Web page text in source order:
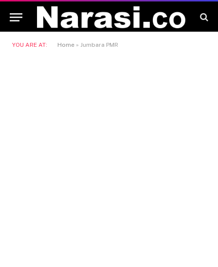
YOU ARE AT: Home » Jumbara PMR